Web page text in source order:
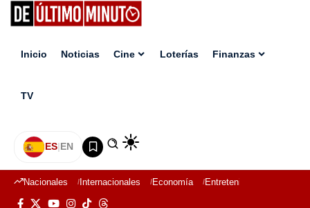
Inicio Noticias Cine Loterías Finanzas
TV
ES|EN
Nacionales Internacionales Economía Entretenimiento